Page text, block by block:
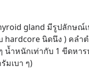
gland มีรูปลักษณ์
hardcore นิดนึง ) คลำ
น้ำหนักเท่ากับ 1 ขีดหา
มเบา ๆ)